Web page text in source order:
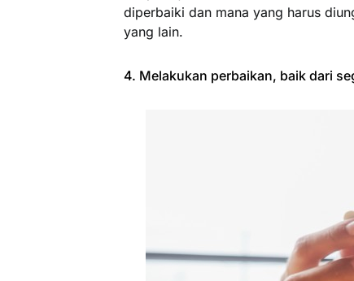
diperbaiki dan mana yang harus
yang lain.
4. Melakukan perbaikan, baik dari